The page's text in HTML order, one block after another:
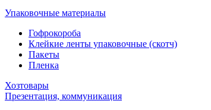
Упаковочные материалы
Гофрокороба
Клейкие ленты упаковочные (скотч)
Пакеты
Пленка
Хозтовары
Презентация, коммуникация